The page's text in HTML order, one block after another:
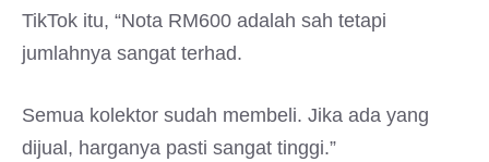
TikTok itu, “Nota RM600 adalah sah tetapi
jumlahnya sangat terhad.
Semua kolektor sudah membeli. Jika ada yang
dijual, harganya pasti sangat tinggi.”